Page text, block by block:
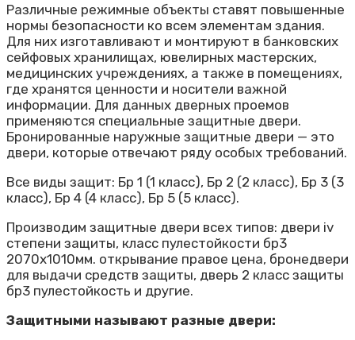
Различные режимные объекты ставят повышенные
нормы безопасности ко всем элементам здания.
Для них изготавливают и монтируют в банковских
сейфовых хранилищах, ювелирных мастерских,
медицинских учреждениях, а также в помещениях,
где хранятся ценности и носители важной
информации. Для данных дверных проемов
применяются специальные защитные двери.
Бронированные наружные защитные двери — это
двери, которые отвечают ряду особых требований.
Все виды защит: Бр 1 (1 класс), Бр 2 (2 класс), Бр 3 (3
класс), Бр 4 (4 класс), Бр 5 (5 класс).
Производим защитные двери всех типов: двери iv
степени защиты, класс пулестойкости бр3
2070х1010мм. открывание правое цена, бронедвери
для выдачи средств защиты, дверь 2 класс защиты
бр3 пулестойкость и другие.
Защитными называют разные двери: